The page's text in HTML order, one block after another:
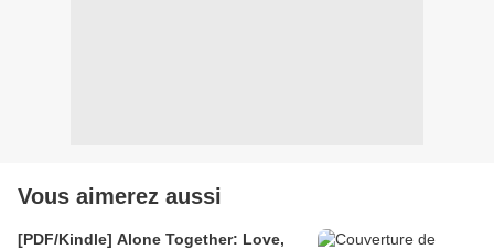
Vous aimerez aussi
[PDF/Kindle] Alone Together: Love,